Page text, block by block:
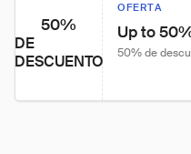
50%
DE
DESCUENTO
OFERTA
Up to
50% de